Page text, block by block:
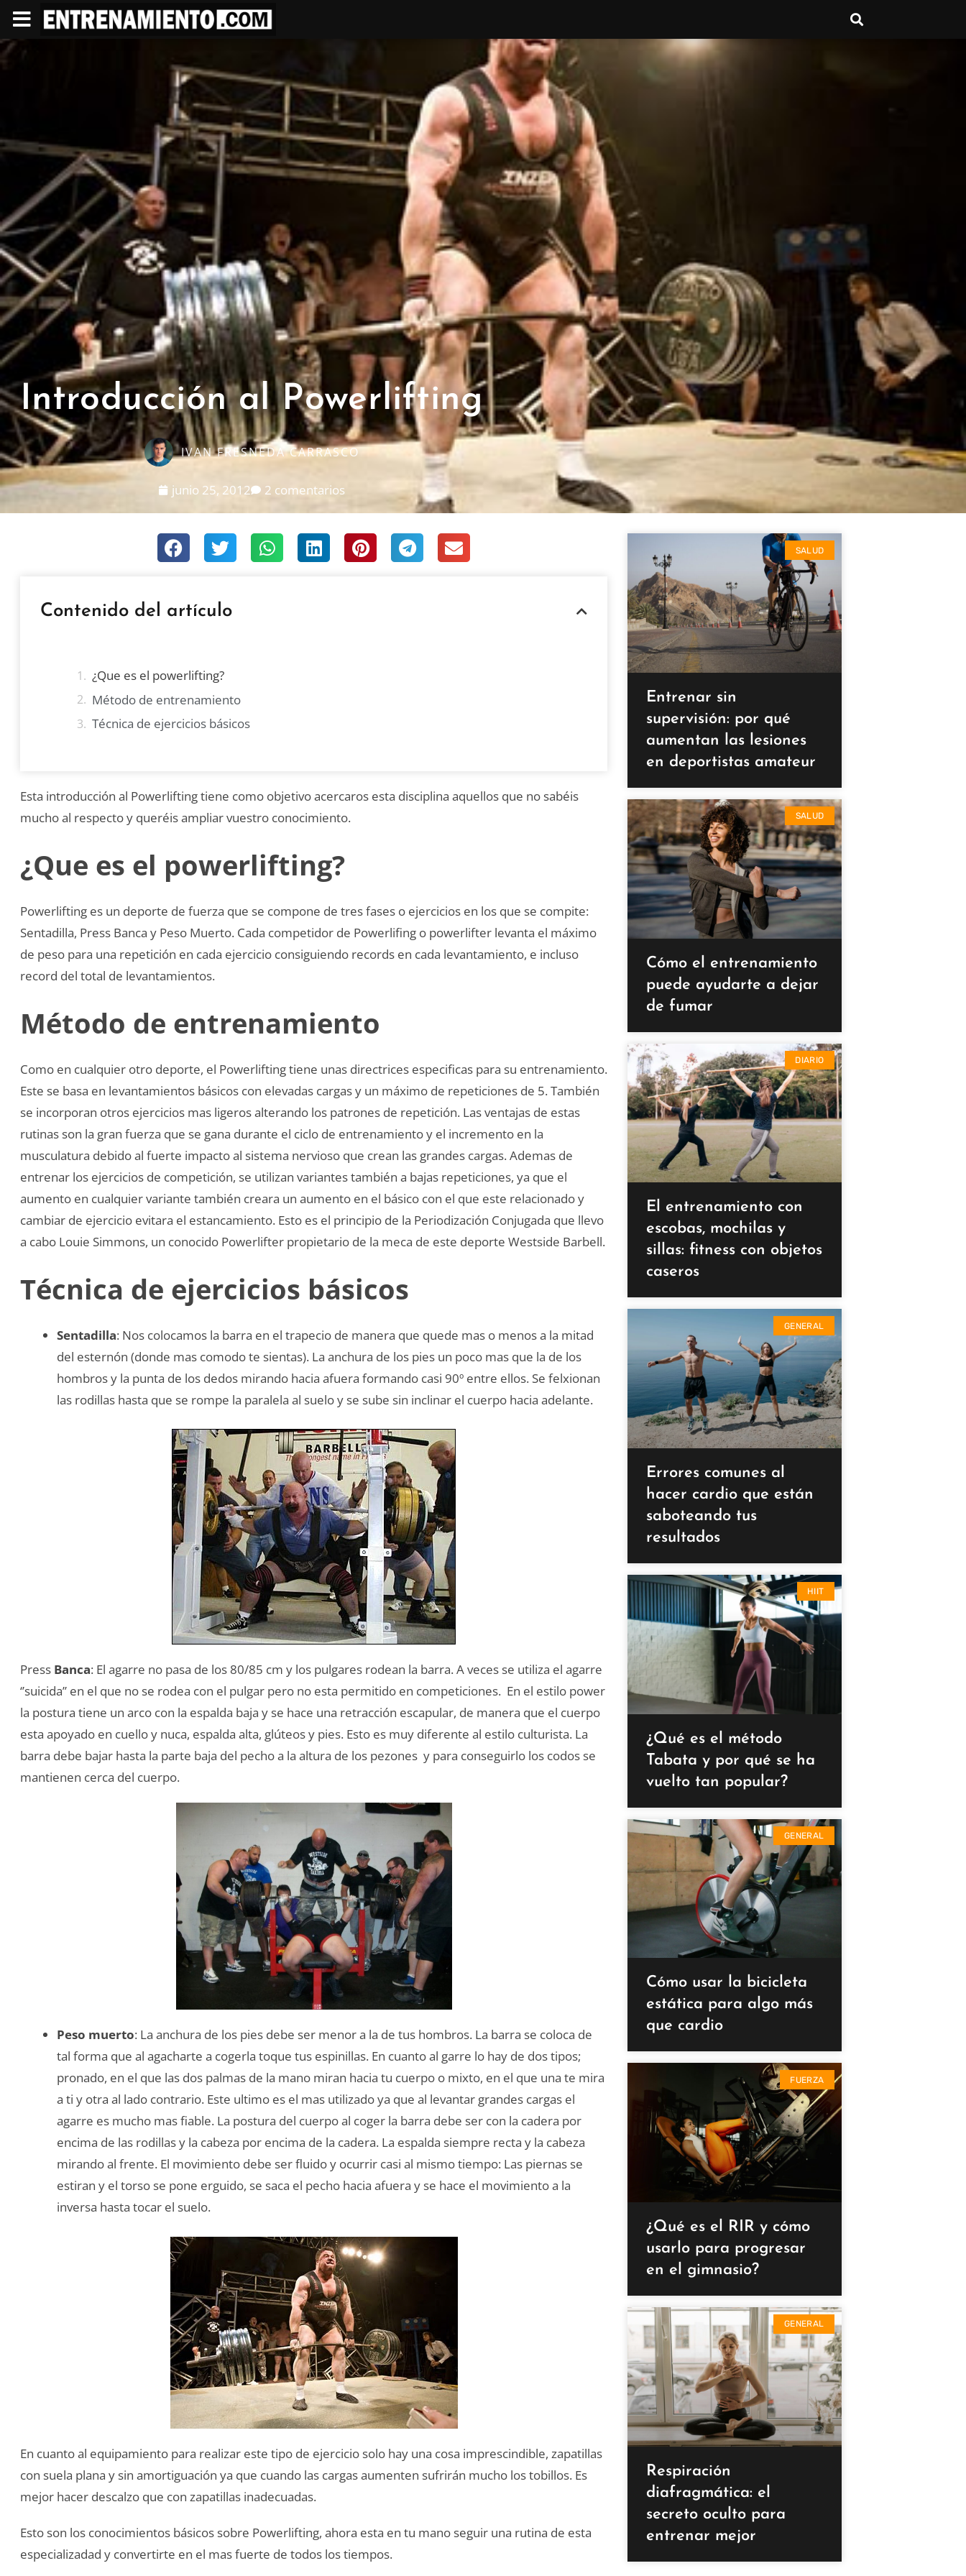
Introducción al Powerlifting
IVAN FRESNEDA CARRASCO
junio 25, 2012 2 comentarios
Contenido del artículo
¿Que es el powerlifting?
Método de entrenamiento
Técnica de ejercicios básicos
Esta introducción al Powerlifting tiene como objetivo acercaros esta disciplina aquellos que no sabéis
mucho al respecto y queréis ampliar vuestro conocimiento.
¿Que es el powerlifting?
Powerlifting es un deporte de fuerza que se compone de tres fases o ejercicios en los que se compite:
Sentadilla, Press Banca y Peso Muerto. Cada competidor de Powerlifing o powerlifter levanta el máximo
de peso para una repetición en cada ejercicio consiguiendo records en cada levantamiento, e incluso
record del total de levantamientos.
Método de entrenamiento
Como en cualquier otro deporte, el Powerlifting tiene unas directrices especificas para su entrenamiento.
Este se basa en levantamientos básicos con elevadas cargas y un máximo de repeticiones de 5. También
se incorporan otros ejercicios mas ligeros alterando los patrones de repetición. Las ventajas de estas
rutinas son la gran fuerza que se gana durante el ciclo de entrenamiento y el incremento en la
musculatura debido al fuerte impacto al sistema nervioso que crean las grandes cargas. Ademas de
entrenar los ejercicios de competición, se utilizan variantes también a bajas repeticiones, ya que el
aumento en cualquier variante también creara un aumento en el básico con el que este relacionado y
cambiar de ejercicio evitara el estancamiento. Esto es el principio de la Periodización Conjugada que llevo
a cabo Louie Simmons, un conocido Powerlifter propietario de la meca de este deporte Westside Barbell.
Técnica de ejercicios básicos
Sentadilla: Nos colocamos la barra en el trapecio de manera que quede mas o menos a la mitad
del esternón (donde mas comodo te sientas). La anchura de los pies un poco mas que la de los
hombros y la punta de los dedos mirando hacia afuera formando casi 90º entre ellos. Se felxionan
las rodillas hasta que se rompe la paralela al suelo y se sube sin inclinar el cuerpo hacia adelante.
Press Banca: El agarre no pasa de los 80/85 cm y los pulgares rodean la barra. A veces se utiliza el agarre
‘’suicida’’ en el que no se rodea con el pulgar pero no esta permitido en competiciones. En el estilo power
la postura tiene un arco con la espalda baja y se hace una retracción escapular, de manera que el cuerpo
esta apoyado en cuello y nuca, espalda alta, glúteos y pies. Esto es muy diferente al estilo culturista. La
barra debe bajar hasta la parte baja del pecho a la altura de los pezones y para conseguirlo los codos se
mantienen cerca del cuerpo.
Peso muerto: La anchura de los pies debe ser menor a la de tus hombros. La barra se coloca de
tal forma que al agacharte a cogerla toque tus espinillas. En cuanto al garre lo hay de dos tipos;
pronado, en el que las dos palmas de la mano miran hacia tu cuerpo o mixto, en el que una te mira
a ti y otra al lado contrario. Este ultimo es el mas utilizado ya que al levantar grandes cargas el
agarre es mucho mas fiable. La postura del cuerpo al coger la barra debe ser con la cadera por
encima de las rodillas y la cabeza por encima de la cadera. La espalda siempre recta y la cabeza
mirando al frente. El movimiento debe ser fluido y ocurrir casi al mismo tiempo: Las piernas se
estiran y el torso se pone erguido, se saca el pecho hacia afuera y se hace el movimiento a la
inversa hasta tocar el suelo.
En cuanto al equipamiento para realizar este tipo de ejercicio solo hay una cosa imprescindible, zapatillas
con suela plana y sin amortiguación ya que cuando las cargas aumenten sufrirán mucho los tobillos. Es
mejor hacer descalzo que con zapatillas inadecuadas.
Esto son los conocimientos básicos sobre Powerlifting, ahora esta en tu mano seguir una rutina de esta
especializadad y convertirte en el mas fuerte de todos los tiempos.
SALUD
Entrenar sin
supervisión: por qué
aumentan las lesiones
en deportistas amateur
SALUD
Cómo el entrenamiento
puede ayudarte a dejar
de fumar
DIARIO
El entrenamiento con
escobas, mochilas y
sillas: fitness con objetos
caseros
GENERAL
Errores comunes al
hacer cardio que están
saboteando tus
resultados
HIIT
¿Qué es el método
Tabata y por qué se ha
vuelto tan popular?
GENERAL
Cómo usar la bicicleta
estática para algo más
que cardio
FUERZA
¿Qué es el RIR y cómo
usarlo para progresar
en el gimnasio?
GENERAL
Respiración
diafragmática: el
secreto oculto para
entrenar mejor